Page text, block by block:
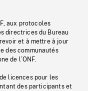
aux protocoles
directrices du Bureau
et à mettre à jour
des communautés
de l’ONF.
licences pour les
des participants et